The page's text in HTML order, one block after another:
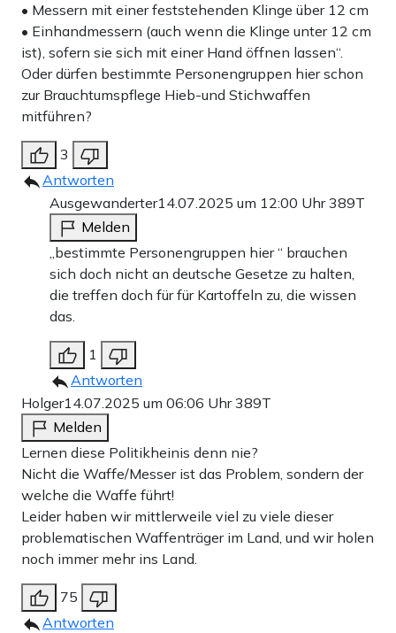
• Messern mit einer feststehenden Klinge über 12 cm
• Einhandmessern (auch wenn die Klinge unter 12 cm
ist), sofern sie sich mit einer Hand öffnen lassen“.
Oder dürfen bestimmte Personengruppen hier schon
zur Brauchtumspflege Hieb-und Stichwaffen
mitführen?
3
Antworten
Ausgewanderter14.07.2025 um 12:00 Uhr389T
Melden
„bestimmte Personengruppen hier “ brauchen
sich doch nicht an deutsche Gesetze zu halten,
die treffen doch für für Kartoffeln zu, die wissen
das.
1
Antworten
Holger14.07.2025 um 06:06 Uhr389T
Melden
Lernen diese Politikheinis denn nie?
Nicht die Waffe/Messer ist das Problem, sondern der
welche die Waffe führt!
Leider haben wir mittlerweile viel zu viele dieser
problematischen Waffenträger im Land, und wir holen
noch immer mehr ins Land.
75
Antworten